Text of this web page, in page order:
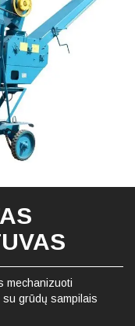
mechanizuoti
grūdų sampilais